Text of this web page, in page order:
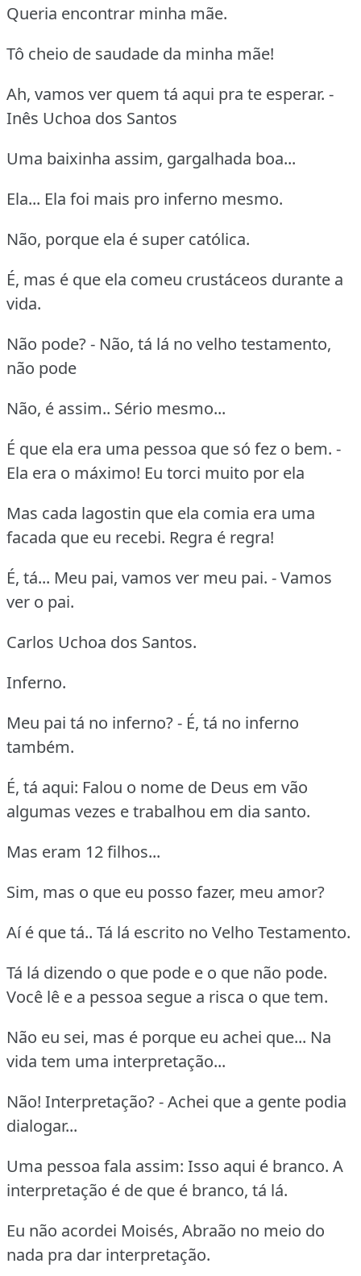
Queria encontrar minha mãe.
Tô cheio de saudade da minha mãe!
Ah, vamos ver quem tá aqui pra te esperar. -
Inês Uchoa dos Santos
Uma baixinha assim, gargalhada boa...
Ela... Ela foi mais pro inferno mesmo.
Não, porque ela é super católica.
É, mas é que ela comeu crustáceos durante a
vida.
Não pode? - Não, tá lá no velho testamento,
não pode
Não, é assim.. Sério mesmo...
É que ela era uma pessoa que só fez o bem. -
Ela era o máximo! Eu torci muito por ela
Mas cada lagostin que ela comia era uma
facada que eu recebi. Regra é regra!
É, tá... Meu pai, vamos ver meu pai. - Vamos
ver o pai.
Carlos Uchoa dos Santos.
Inferno.
Meu pai tá no inferno? - É, tá no inferno
também.
É, tá aqui: Falou o nome de Deus em vão
algumas vezes e trabalhou em dia santo.
Mas eram 12 filhos...
Sim, mas o que eu posso fazer, meu amor?
Aí é que tá.. Tá lá escrito no Velho Testamento.
Tá lá dizendo o que pode e o que não pode.
Você lê e a pessoa segue a risca o que tem.
Não eu sei, mas é porque eu achei que... Na
vida tem uma interpretação...
Não! Interpretação? - Achei que a gente podia
dialogar...
Uma pessoa fala assim: Isso aqui é branco. A
interpretação é de que é branco, tá lá.
Eu não acordei Moisés, Abraão no meio do
nada pra dar interpretação.